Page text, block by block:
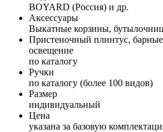
BOYARD (Россия) и др.
Аксессуары
Выкатные корзины,
Пристеночный плинтус,
освещение
по каталогу
Ручки
по каталогу (более 100 видов)
Размер
индивидуальный
Цена
указана за базовую